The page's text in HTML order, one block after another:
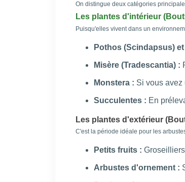
On distingue deux catégories
Les plantes d'intérieur
Puisqu'elles vivent dans un
Pothos (Scindapsus)
Misère (Tradescantia) :
Monstera : Si vous
Succulentes : En
Les plantes d'extérieur
C'est la période idéale pour les
Petits fruits :
Arbustes d'ornement :